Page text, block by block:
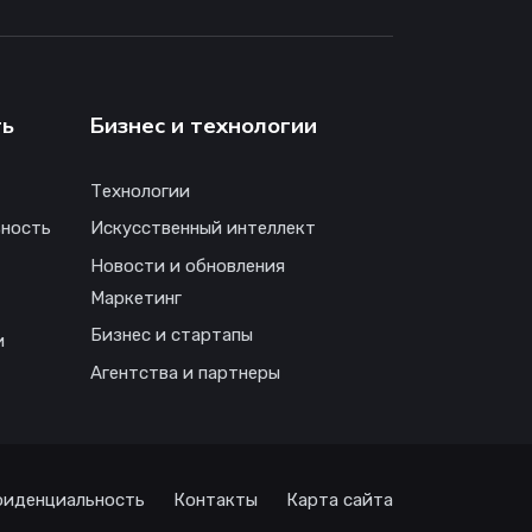
Бизнес и технологии
Технологии
Искусственный интеллект
Новости и обновления
Маркетинг
Бизнес и стартапы
Агентства и партнеры
Контакты Карта сайта